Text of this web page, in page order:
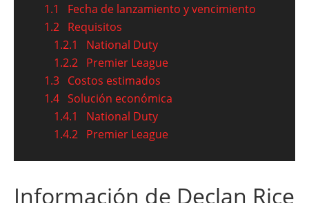
1.1
Fecha de lanzamiento y vencimiento
1.2 Requisitos
1.2.1
National Duty
1.2.2 Premier League
1.3 Costos estimados
1.4 Solución económica
1.4.1
National Duty
1.4.2 Premier League
Información de Declan Rice